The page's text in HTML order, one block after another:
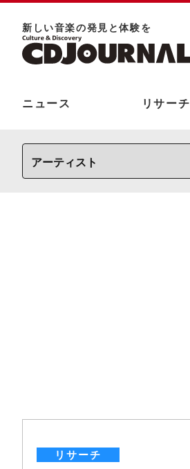
新しい⾳楽の発⾒と体験を
ニュース リサーチ
リサーチ